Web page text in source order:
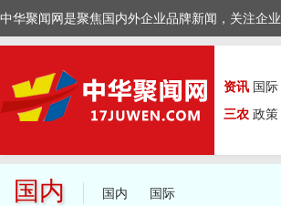
中华聚闻网是聚焦国内外企业品牌新闻，关注企
资讯 国际
三农 政策
国内 国内 国际